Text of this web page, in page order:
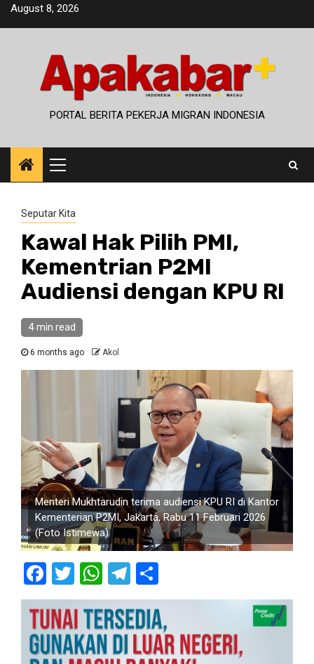
SkipAugust 8, 2026
PORTAL BERITA PEKERJA MIGRAN INDONESIA
Primary
Menu
Seputar Kita
Kawal Hak Pilih PMI,
Kementrian P2MI
Audiensi dengan KPU RI
4 min read
6 months ago Akol
Menteri Mukhtarudin terima audiensi KPU RI di Kantor
Kementerian P2MI, Jakarta, Rabu 11 Februari 2026
(Foto Istimewa)
Facebook
Twitter
WhatsApp
Telegram